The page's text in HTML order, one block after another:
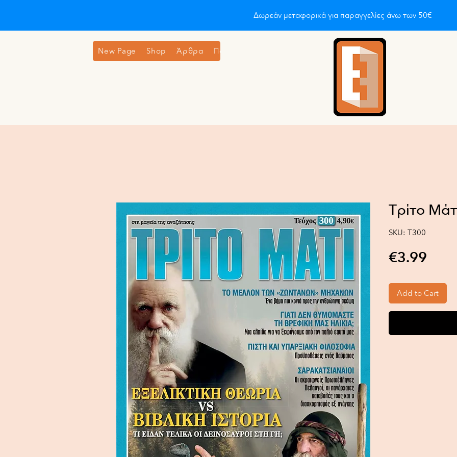
Δωρεάν μεταφορικά για παραγγελίες άνω των 50€
New Page Shop Άρθρα Ποιοι είμαστε About
Τρίτο
SKU: Τ300
€3.99
Add to Cart